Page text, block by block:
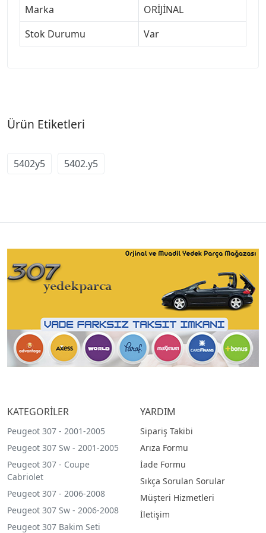
Marka
ORİJİNAL
Stok Durumu
Var
Ürün Etiketleri
5402y5 5402.y5
KATEGORİLER
Peugeot 307 - 2001-2005
Peugeot 307 Sw - 2001-2005
Peugeot 307 - Coupe
Cabriolet
Peugeot 307 - 2006-2008
Peugeot 307 Sw - 2006-2008
Peugeot 307 Bakim Seti
YARDIM
Sipariş Takibi
Arıza Formu
İade Formu
Sıkça Sorulan Sorular
Müşteri Hizmetleri
İletişim